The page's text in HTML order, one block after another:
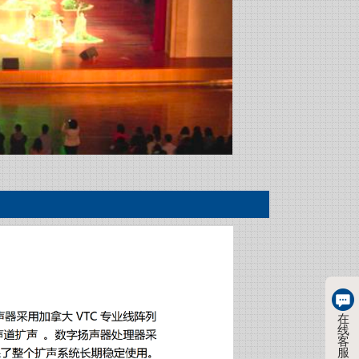
在
线
客
服